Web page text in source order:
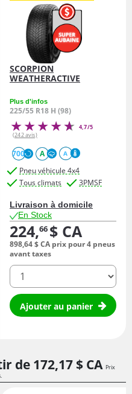
SCORPION
WEATHERACTIVE
Plus d'infos
225/55 R18 H (98)
4,7/5
(242 avis)
700 A A
Pneu véhicule 4x4
Tous climats
3PMSF
Livraison à domicile
En Stock
224,66 $ CA
898,64$ CA prix pour 4 pneus
avant taxes
quantité
Ajouter au panier
de 172,17 $ CA Prix